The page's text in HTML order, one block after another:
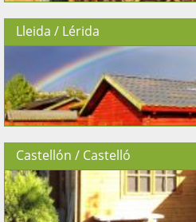
Lleida / Lérida
Castellón / Castelló